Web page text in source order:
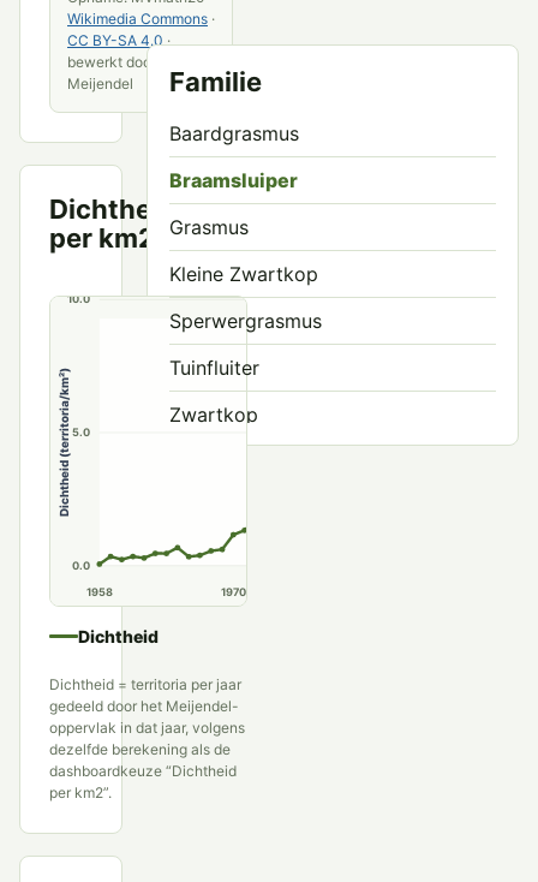
Wikimedia Commons ·
CC BY-SA 4.0 ·
bewerkt door VWG
Meijendel
Dichtheid
per km2
per km²
0.0
5.0
10.0
Dichtheid (territoria/km²)
1958 1970
Dichtheid
Dichtheid = territoria per jaar
gedeeld door het Meijendel-
oppervlak in dat jaar, volgens
dezelfde berekening als de
dashboardkeuze “Dichtheid
per km2”.
Familie
Baardgrasmus
Braamsluiper
Grasmus
Kleine Zwartkop
Sperwergrasmus
Tuinfluiter
Zwartkop